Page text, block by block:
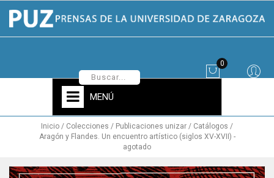
0
MENÚ
Inicio Colecciones Publicaciones unizar
Catálogos
Aragón y Flandes. Un encuentro artístico (siglos XV-XVII) -
agotado